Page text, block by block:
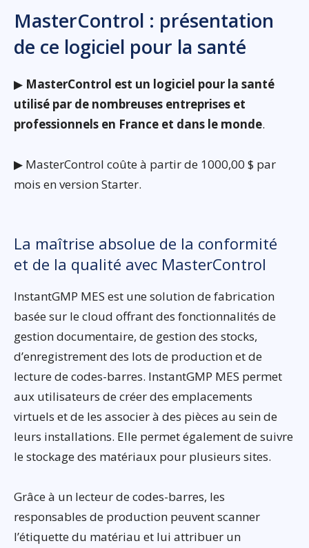
MasterControl : présentation
de ce logiciel pour la santé
▶ MasterControl est un logiciel pour la santé
utilisé par de nombreuses entreprises et
professionnels en France et dans le monde.
▶ MasterControl coûte à partir de 1000,00 $ par
mois en version Starter.
La maîtrise absolue de la conformité
et de la qualité avec MasterControl
InstantGMP MES est une solution de fabrication
basée sur le cloud offrant des fonctionnalités de
gestion documentaire, de gestion des stocks,
d’enregistrement des lots de production et de
lecture de codes-barres. InstantGMP MES permet
aux utilisateurs de créer des emplacements
virtuels et de les associer à des pièces au sein de
leurs installations. Elle permet également de suivre
le stockage des matériaux pour plusieurs sites.
Grâce à un lecteur de codes-barres, les
responsables de production peuvent scanner
l’étiquette du matériau et lui attribuer un